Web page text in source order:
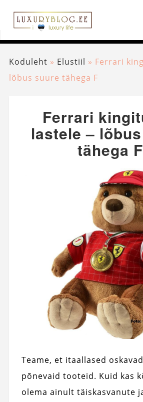
Koduleht » Elustiil » Ferrari
lõbus suure tähega F
Ferrari
lastele –
tähega F
Teame, et itaallased
põnevaid tooteid. Kuid kas
olema ainult täiskasvanute